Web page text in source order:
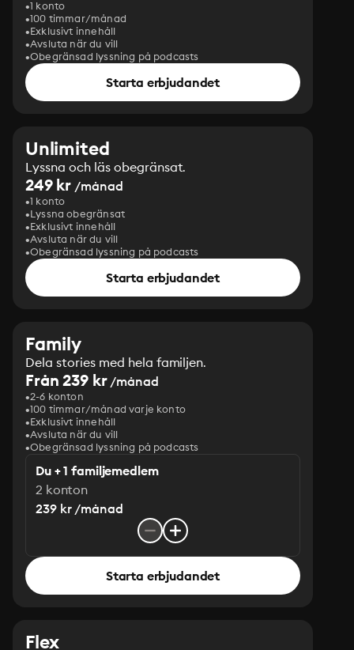
1 konto
100 timmar/månad
Exklusivt innehåll
Avsluta när du vill
Obegränsad lyssning på podcasts
Starta erbjudandet
Unlimited
Lyssna och läs obegränsat.
249 kr /månad
1 konto
Lyssna obegränsat
Exklusivt innehåll
Avsluta när du vill
Obegränsad lyssning på podcasts
Starta erbjudandet
Family
Dela stories med hela familjen.
Från 239 kr/månad
2-6 konton
100 timmar/månad varje konto
Exklusivt innehåll
Avsluta när du vill
Obegränsad lyssning på podcasts
Du + 1 familjemedlem
2 konton
239 kr /månad
Starta erbjudandet
Flex